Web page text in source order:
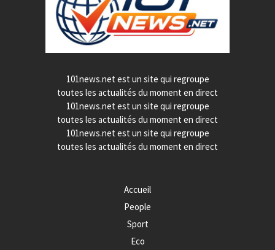
101news.net est un site qui regroupe
toutes les actualités du moment en direct
101news.net est un site qui regroupe
toutes les actualités du moment en direct
101news.net est un site qui regroupe
toutes les actualités du moment en direct
Accueil
People
Sport
Eco